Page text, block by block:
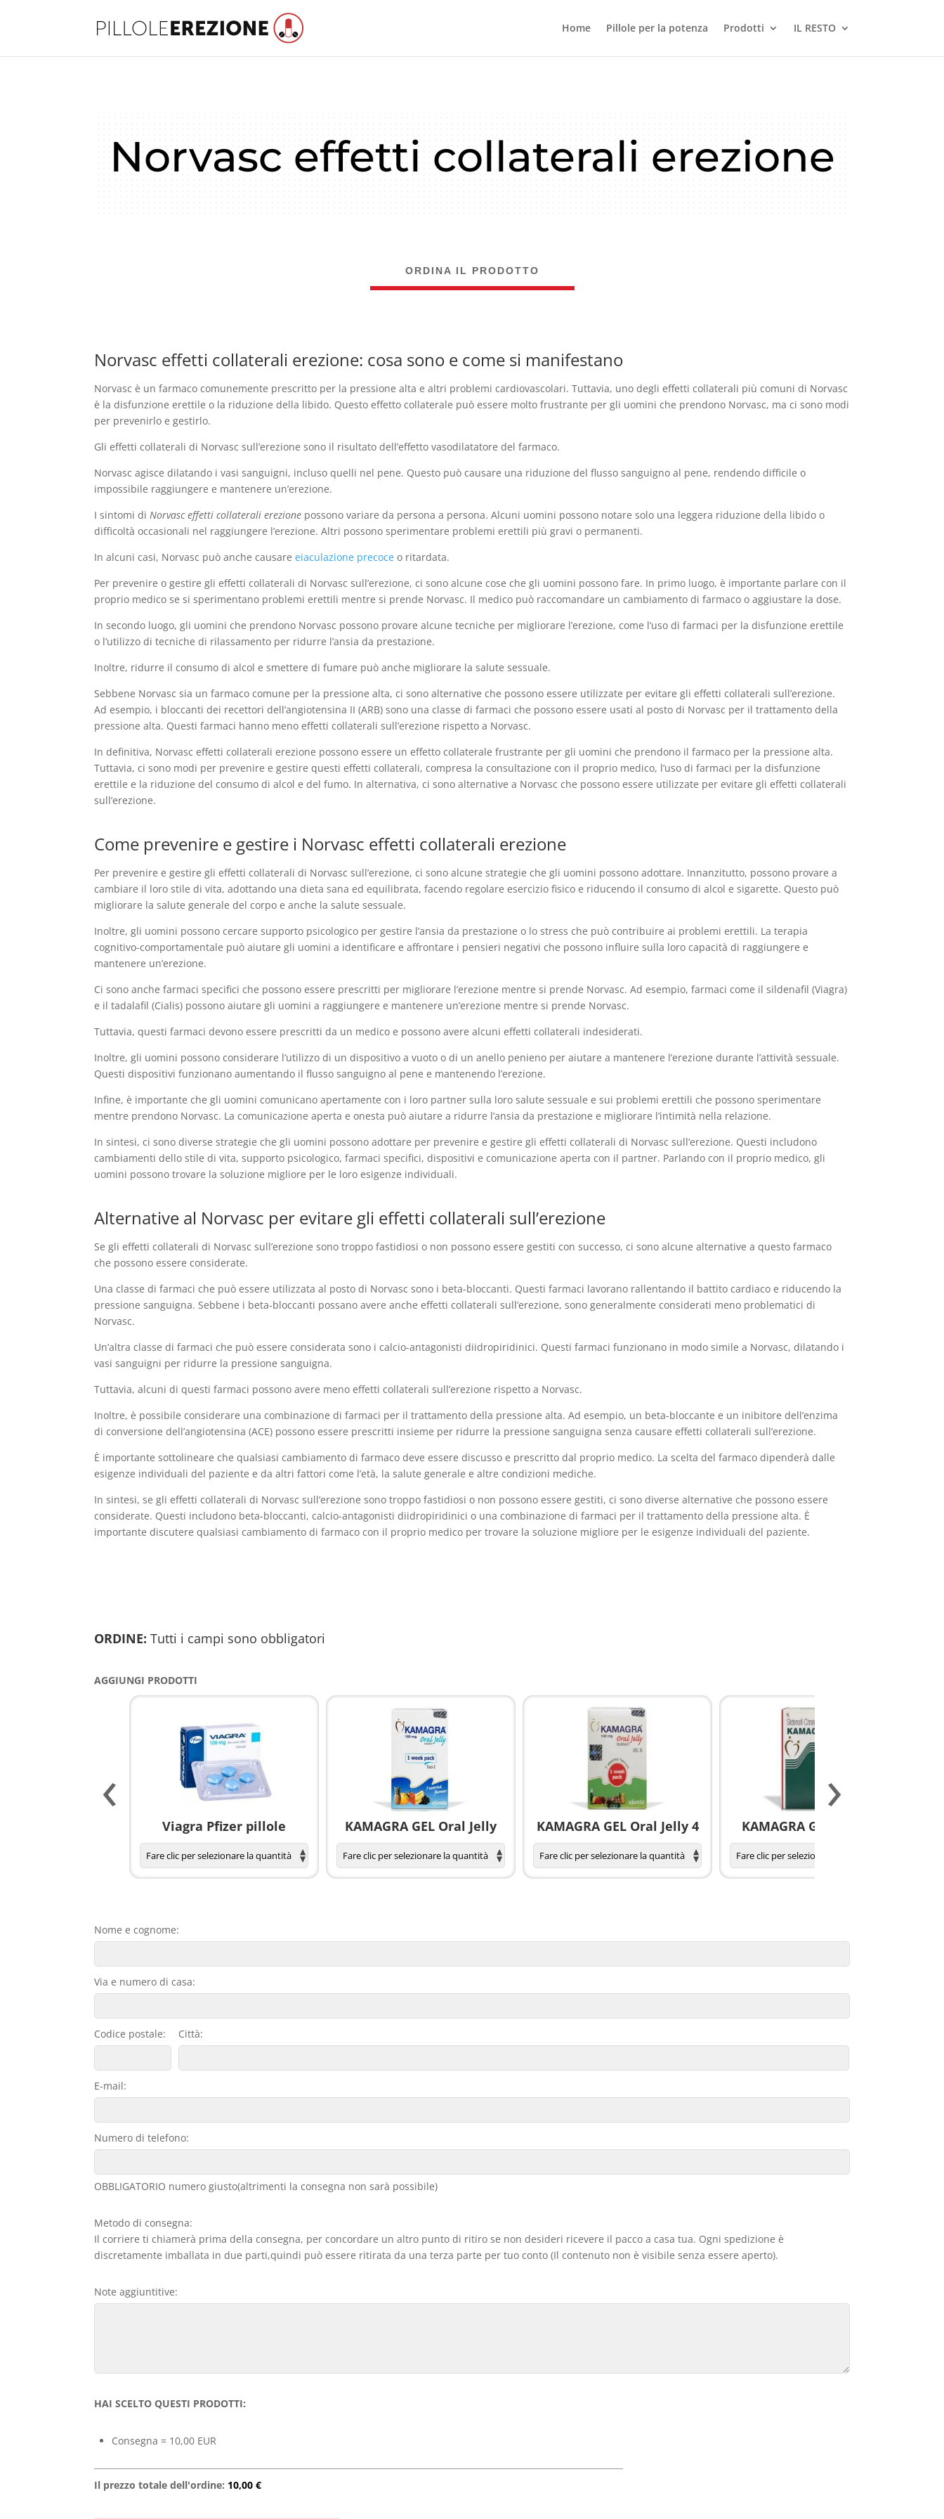
Home Pillole per la potenza Prodotti IL RESTO
Norvasc effetti collaterali erezione
ORDINA IL PRODOTTO
Norvasc effetti collaterali erezione: cosa sono e come si manifestano
Norvasc è un farmaco comunemente prescritto per la pressione alta e altri problemi cardiovascolari. Tuttavia, uno degli effetti collaterali più comuni di Norvasc
è la disfunzione erettile o la riduzione della libido. Questo effetto collaterale può essere molto frustrante per gli uomini che prendono Norvasc, ma ci sono modi
per prevenirlo e gestirlo.
Gli effetti collaterali di Norvasc sull’erezione sono il risultato dell’effetto vasodilatatore del farmaco.
Norvasc agisce dilatando i vasi sanguigni, incluso quelli nel pene. Questo può causare una riduzione del flusso sanguigno al pene, rendendo difficile o
impossibile raggiungere e mantenere un’erezione.
I sintomi diNorvasc effetti collaterali erezione possono variare da persona a persona. Alcuni uomini possono notare solo una leggera riduzione della libido o
difficoltà occasionali nel raggiungere l’erezione. Altri possono sperimentare problemi erettili più gravi o permanenti.
In alcuni casi, Norvasc può anche causareeiaculazione precoce o ritardata.
Per prevenire o gestire gli effetti collaterali di Norvasc sull’erezione, ci sono alcune cose che gli uomini possono fare. In primo luogo, è importante parlare con il
proprio medico se si sperimentano problemi erettili mentre si prende Norvasc. Il medico può raccomandare un cambiamento di farmaco o aggiustare la dose.
In secondo luogo, gli uomini che prendono Norvasc possono provare alcune tecniche per migliorare l’erezione, come l’uso di farmaci per la disfunzione erettile
o l’utilizzo di tecniche di rilassamento per ridurre l’ansia da prestazione.
Inoltre, ridurre il consumo di alcol e smettere di fumare può anche migliorare la salute sessuale.
Sebbene Norvasc sia un farmaco comune per la pressione alta, ci sono alternative che possono essere utilizzate per evitare gli effetti collaterali sull’erezione.
Ad esempio, i bloccanti dei recettori dell’angiotensina II (ARB) sono una classe di farmaci che possono essere usati al posto di Norvasc per il trattamento della
pressione alta. Questi farmaci hanno meno effetti collaterali sull’erezione rispetto a Norvasc.
In definitiva, Norvasc effetti collaterali erezione possono essere un effetto collaterale frustrante per gli uomini che prendono il farmaco per la pressione alta.
Tuttavia, ci sono modi per prevenire e gestire questi effetti collaterali, compresa la consultazione con il proprio medico, l’uso di farmaci per la disfunzione
erettile e la riduzione del consumo di alcol e del fumo. In alternativa, ci sono alternative a Norvasc che possono essere utilizzate per evitare gli effetti collaterali
sull’erezione.
Come prevenire e gestire i Norvasc effetti collaterali erezione
Per prevenire e gestire gli effetti collaterali di Norvasc sull’erezione, ci sono alcune strategie che gli uomini possono adottare. Innanzitutto, possono provare a
cambiare il loro stile di vita, adottando una dieta sana ed equilibrata, facendo regolare esercizio fisico e riducendo il consumo di alcol e sigarette. Questo può
migliorare la salute generale del corpo e anche la salute sessuale.
Inoltre, gli uomini possono cercare supporto psicologico per gestire l’ansia da prestazione o lo stress che può contribuire ai problemi erettili. La terapia
cognitivo-comportamentale può aiutare gli uomini a identificare e affrontare i pensieri negativi che possono influire sulla loro capacità di raggiungere e
mantenere un’erezione.
Ci sono anche farmaci specifici che possono essere prescritti per migliorare l’erezione mentre si prende Norvasc. Ad esempio, farmaci come il sildenafil (Viagra)
e il tadalafil (Cialis) possono aiutare gli uomini a raggiungere e mantenere un’erezione mentre si prende Norvasc.
Tuttavia, questi farmaci devono essere prescritti da un medico e possono avere alcuni effetti collaterali indesiderati.
Inoltre, gli uomini possono considerare l’utilizzo di un dispositivo a vuoto o di un anello penieno per aiutare a mantenere l’erezione durante l’attività sessuale.
Questi dispositivi funzionano aumentando il flusso sanguigno al pene e mantenendo l’erezione.
Infine, è importante che gli uomini comunicano apertamente con i loro partner sulla loro salute sessuale e sui problemi erettili che possono sperimentare
mentre prendono Norvasc. La comunicazione aperta e onesta può aiutare a ridurre l’ansia da prestazione e migliorare l’intimità nella relazione.
In sintesi, ci sono diverse strategie che gli uomini possono adottare per prevenire e gestire gli effetti collaterali di Norvasc sull’erezione. Questi includono
cambiamenti dello stile di vita, supporto psicologico, farmaci specifici, dispositivi e comunicazione aperta con il partner. Parlando con il proprio medico, gli
uomini possono trovare la soluzione migliore per le loro esigenze individuali.
Alternative al Norvasc per evitare gli effetti collaterali sull’erezione
Se gli effetti collaterali di Norvasc sull’erezione sono troppo fastidiosi o non possono essere gestiti con successo, ci sono alcune alternative a questo farmaco
che possono essere considerate.
Una classe di farmaci che può essere utilizzata al posto di Norvasc sono i beta-bloccanti. Questi farmaci lavorano rallentando il battito cardiaco e riducendo la
pressione sanguigna. Sebbene i beta-bloccanti possano avere anche effetti collaterali sull’erezione, sono generalmente considerati meno problematici di
Norvasc.
Un’altra classe di farmaci che può essere considerata sono i calcio-antagonisti diidropiridinici. Questi farmaci funzionano in modo simile a Norvasc, dilatando i
vasi sanguigni per ridurre la pressione sanguigna.
Tuttavia, alcuni di questi farmaci possono avere meno effetti collaterali sull’erezione rispetto a Norvasc.
Inoltre, è possibile considerare una combinazione di farmaci per il trattamento della pressione alta. Ad esempio, un beta-bloccante e un inibitore dell’enzima
di conversione dell’angiotensina (ACE) possono essere prescritti insieme per ridurre la pressione sanguigna senza causare effetti collaterali sull’erezione.
È importante sottolineare che qualsiasi cambiamento di farmaco deve essere discusso e prescritto dal proprio medico. La scelta del farmaco dipenderà dalle
esigenze individuali del paziente e da altri fattori come l’età, la salute generale e altre condizioni mediche.
In sintesi, se gli effetti collaterali di Norvasc sull’erezione sono troppo fastidiosi o non possono essere gestiti, ci sono diverse alternative che possono essere
considerate. Questi includono beta-bloccanti, calcio-antagonisti diidropiridinici o una combinazione di farmaci per il trattamento della pressione alta. È
importante discutere qualsiasi cambiamento di farmaco con il proprio medico per trovare la soluzione migliore per le esigenze individuali del paziente.
ORDINE: Tutti i campi sono obbligatori
AGGIUNGI PRODOTTI
Viagra Pfizer pillole KAMAGRA GEL Oral Jelly KAMAGRA GEL Oral Jelly 4 KAMAGRA GOLD pillole
‹ ›
Nome e cognome:
Via e numero di casa:
Codice postale: Città:
E-mail:
Numero di telefono:
OBBLIGATORIO numero giusto(altrimenti la consegna non sarà possibile)
Metodo di consegna:
Il corriere ti chiamerà prima della consegna, per concordare un altro punto di ritiro se non desideri ricevere il pacco a casa tua. Ogni spedizione è
discretamente imballata in due parti,quindi può essere ritirata da una terza parte per tuo conto (Il contenuto non è visibile senza essere aperto).
Note aggiuntitive:
HAI SCELTO QUESTI PRODOTTI:
Consegna = 10,00 EUR
Il prezzo totale dell'ordine: 10,00 €